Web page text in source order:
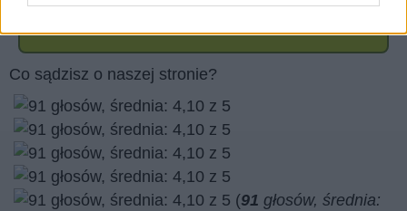
Wróć
Co sądzisz o naszej stronie?
(91 głosów, średnia: